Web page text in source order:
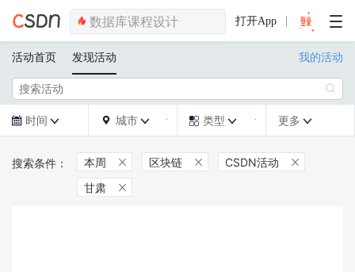
打开App
活动首页 发现活动 我的活动

 时间   城市   类型  更多 
本周  区块链  CSDN活动 
甘肃 